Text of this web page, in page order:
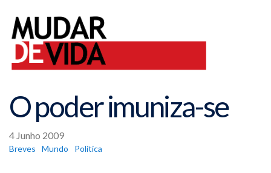
O poder imuniza-se
4 Junho 2009
Breves Mundo Política